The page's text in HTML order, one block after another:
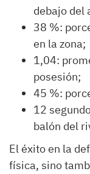
debajo del
38 %:
en la zona;
1,04:
posesión;
45 %:
12
balón del
El éxito en la
física, sino